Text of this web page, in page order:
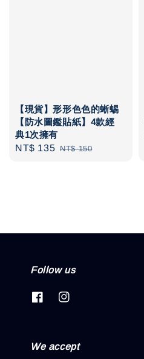
【現貨】形形色色的蜥蜴
【防水圖鑑貼紙】4款經
典1次擁有
Sale
NT$ 135 Regular
NT$ 150
Follow us
We accept